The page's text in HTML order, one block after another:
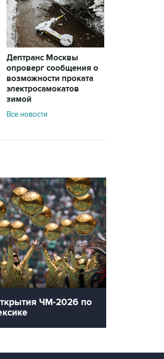
Дептранс Москвы
опроверг сообщения о
возможности проката
электросамокатов
зимой
Все новости
ЧМ-2026 по